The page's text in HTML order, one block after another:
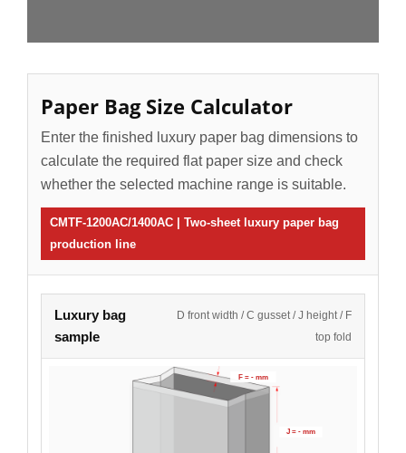
Paper Bag Size Calculator
Enter the finished luxury paper bag dimensions to
calculate the required flat paper size and check
whether the selected machine range is suitable.
CMTF-1200AC/1400AC | Two-sheet luxury paper bag
production line
Luxury bag
sample
D front width / C gusset / J height / F
top fold
F = - mm
J = - mm